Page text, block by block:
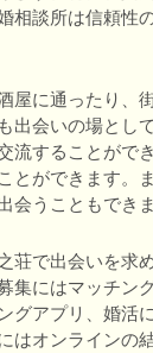
相談所は信頼性
屋に通ったり、
出会いの場とし
流することがで
とができます。
会うこともできま
荘で出会いを求
集にはマッチン
グアプリ、婚活
はオンラインの